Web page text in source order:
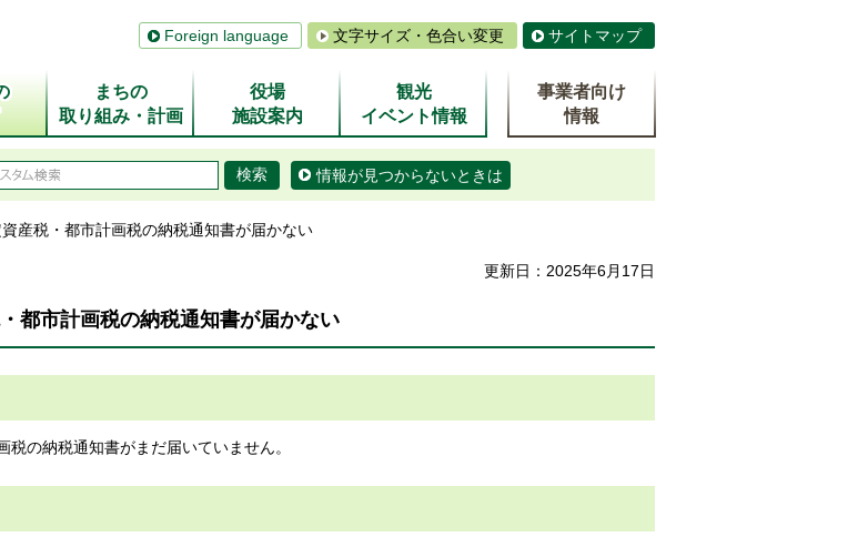
Foreign language 文字サイズ・色合い変更 サイトマップ
まちの
取り組み・計画
役場
施設案内
観光
イベント情報
事業者向け
情報
情報が見つからないときは
産税・都市計画税の納税通知書が届かない
更新日：2025年6月17日
都市計画税の納税通知書が届かない
税の納税通知書がまだ届いていません。